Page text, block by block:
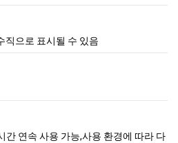
직으로 표시될 수 있음
간 연속 사용 가능,사용 환경에 따라 다